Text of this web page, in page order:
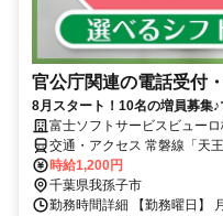
官公庁関連の電話受付
8月スタート！10名の増員募集
富士ソフトサービスビュー
交通・アクセス 常磐線「天
時給1,200円
千葉県我孫子市
勤務時間詳細 【勤務曜日】